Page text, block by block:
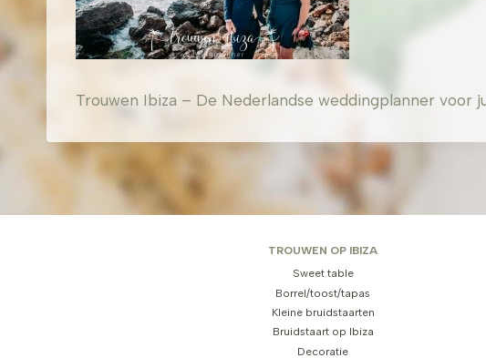
Trouwen Ibiza – De Nederlandse weddingplanner voor
TROUWEN OP IBIZA
Sweet table
Borrel/toost/tapas
Kleine bruidstaarten
Bruidstaart op Ibiza
Decoratie